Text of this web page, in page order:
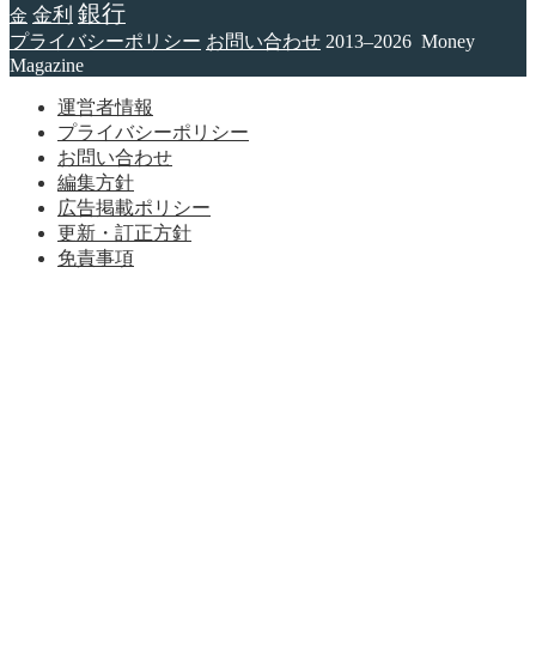
金 金利 銀行
プライバシーポリシー お問い合わせ 2013–2026 Money
Magazine
運営者情報
プライバシーポリシー
お問い合わせ
編集方針
広告掲載ポリシー
更新・訂正方針
免責事項